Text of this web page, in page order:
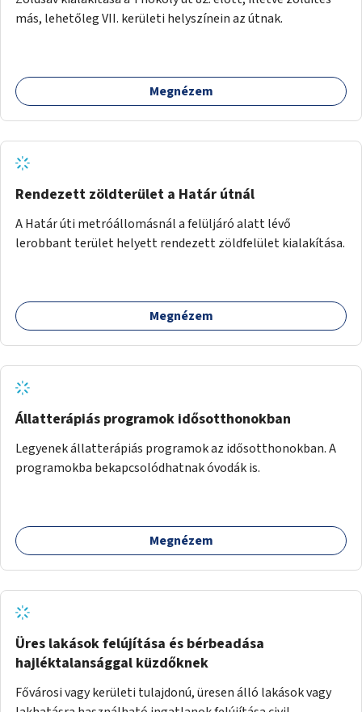
más, lehetőleg VII. kerületi helyszínein az útnak.
Megnézem
Rendezett zöldterület a Határ útnál
A Határ úti metróállomásnál a felüljáró alatt lévő
lerobbant terület helyett rendezett zöldfelület kialakítása.
Megnézem
Állatterápiás programok idősotthonokban
Legyenek állatterápiás programok az idősotthonokban. A
programokba bekapcsolódhatnak óvodák is.
Megnézem
Üres lakások felújítása és bérbeadása
hajléktalansággal küzdőknek
Fővárosi vagy kerületi tulajdonú, üresen álló lakások vagy